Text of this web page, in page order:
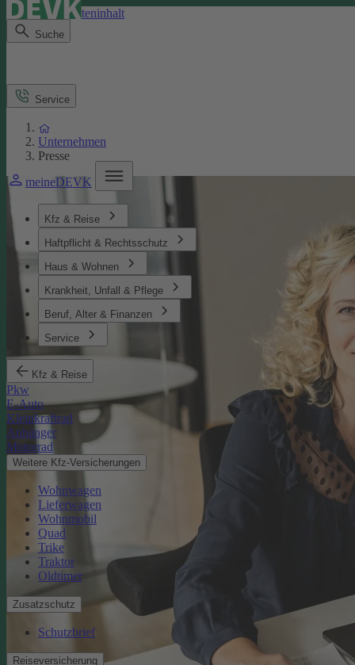
Direkt zum Seiteninhalt
Suche
meineDEVK
Kfz & Reise
Haftpflicht & Rechtsschutz
Haus & Wohnen
Krankheit, Unfall & Pflege
Beruf, Alter & Finanzen
Service
Kfz & Reise
Pkw
E-Auto
Kleinkraftrad
Anhänger
Motorrad
Weitere Kfz-Versicherungen
Wohnwagen
Lieferwagen
Wohnmobil
Quad
Trike
Traktor
Oldtimer
Zusatzschutz
Schutzbrief
Reiseversicherung
Service
Unternehmen
Presse